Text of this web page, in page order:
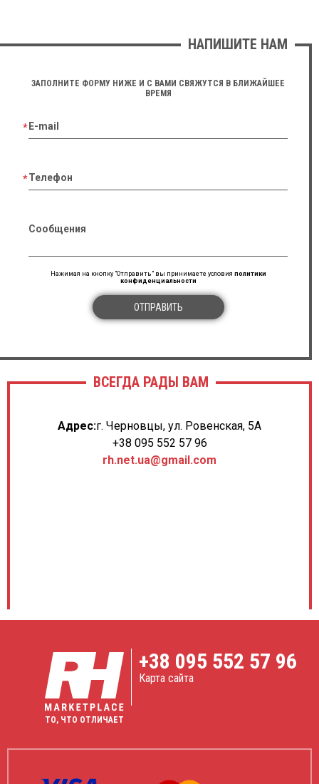
НАПИШИТЕ НАМ
ЗАПОЛНИТЕ ФОРМУ НИЖЕ И С ВАМИ СВЯЖУТСЯ В БЛИЖАЙШЕЕ
ВРЕМЯ
E-mail
Телефон
Сообщения
Нажимая на кнопку "Отправить" вы принимаете условия политики
конфиденциальности
ОТПРАВИТЬ
ВСЕГДА РАДЫ ВАМ
Адрес:г. Черновцы, ул. Ровенская, 5А
+38 095 552 57 96
rh.net.ua@gmail.com
ТО, ЧТО ОТЛИЧАЕТ
+38 095 552 57 96
Карта сайта